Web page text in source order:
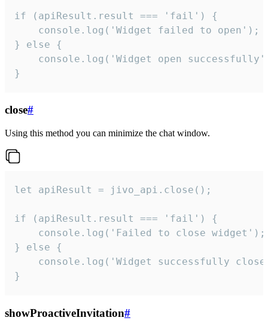
if (apiResult.result === 'fail') {
    console.log('Widget failed to open');
} else {
console.log('Widget open
}
close#
Using this method you can minimize the chat window.
let apiResult = jivo_api.close();
if (apiResult.result === 'fail') {
    console.log('Failed to close widget');
} else {
console.log('Widget successfully
}
showProactiveInvitation#